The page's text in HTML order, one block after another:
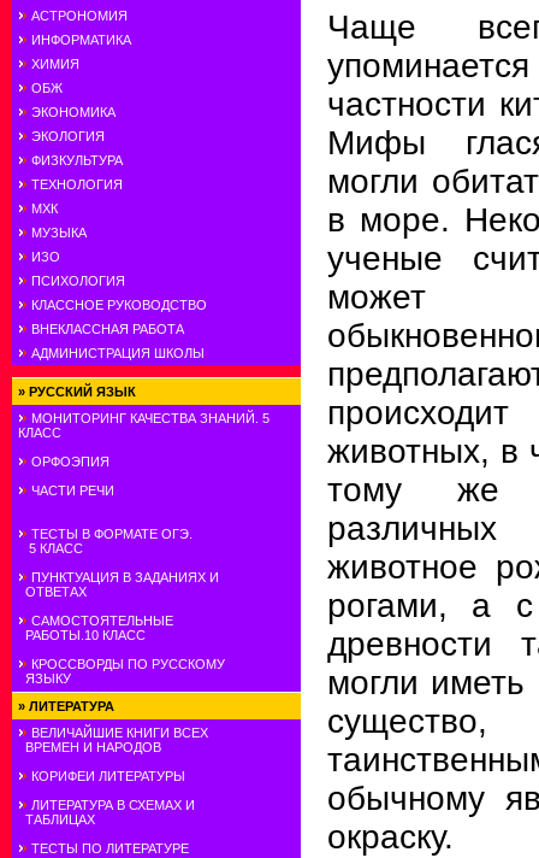
АСТРОНОМИЯ
ИНФОРМАТИКА
ХИМИЯ
ОБЖ
ЭКОНОМИКА
ЭКОЛОГИЯ
ФИЗКУЛЬТУРА
ТЕХНОЛОГИЯ
МХК
МУЗЫКА
ИЗО
ПСИХОЛОГИЯ
КЛАССНОЕ РУКОВОДСТВО
ВНЕКЛАССНАЯ РАБОТА
АДМИНИСТРАЦИЯ ШКОЛЫ
» РУССКИЙ ЯЗЫК
МОНИТОРИНГ КАЧЕСТВА ЗНАНИЙ. 5
КЛАСС
ОРФОЭПИЯ
ЧАСТИ РЕЧИ
ТЕСТЫ В ФОРМАТЕ ОГЭ.
5 КЛАСС
ПУНКТУАЦИЯ В ЗАДАНИЯХ И
ОТВЕТАХ
САМОСТОЯТЕЛЬНЫЕ
РАБОТЫ.10 КЛАСС
КРОССВОРДЫ ПО РУССКОМУ
ЯЗЫКУ
» ЛИТЕРАТУРА
ВЕЛИЧАЙШИЕ КНИГИ ВСЕХ
ВРЕМЕН И НАРОДОВ
КОРИФЕИ ЛИТЕРАТУРЫ
ЛИТЕРАТУРА В СХЕМАХ И
ТАБЛИЦАХ
ТЕСТЫ ПО ЛИТЕРАТУРЕ
Чаще
частности
Мифы
могли
в море.
ученые
может
животных, в
тому же
животное
рогами, а
древности
могли иметь
обычному
окраску.